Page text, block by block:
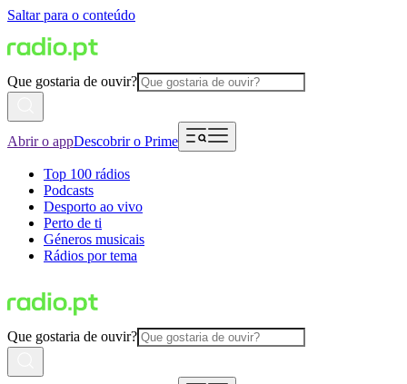
Saltar para o conteúdo
Que gostaria de ouvir?
Abrir o appDescobrir o Prime
Top 100 rádios
Podcasts
Desporto ao vivo
Perto de ti
Géneros musicais
Rádios por tema
Que gostaria de ouvir?